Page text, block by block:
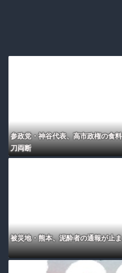
参政党・神谷代表、高市政権の食
刀両断
被災地・熊本、泥酔者の通報が止